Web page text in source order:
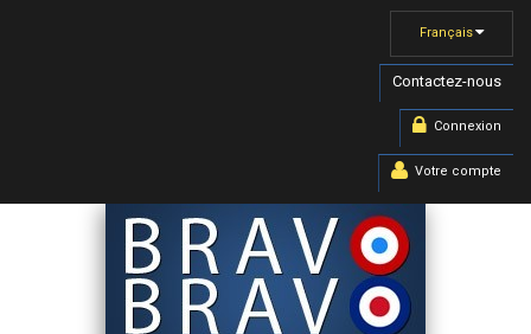
Français
Contactez-nous
Connexion
Votre compte